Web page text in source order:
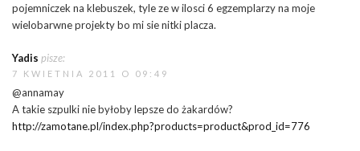
pojemniczek na klebuszek, tyle ze w ilosci 6 egzemplarzy na moje
wielobarwne projekty bo mi sie nitki placza.
Yadis pisze:
7 KWIETNIA 2011 O 09:49
@annamay
A takie szpulki nie byłoby lepsze do żakardów?
http://zamotane.pl/index.php?products=product&prod_id=776